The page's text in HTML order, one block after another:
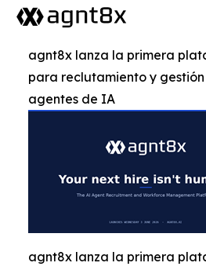
agnt8x lanza la primera
para reclutamiento y
agentes de IA
agnt8x lanza la primera